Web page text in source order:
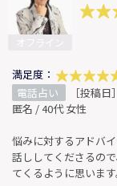
満足度：
電話占い
［投稿
匿名 / 40代 女性
悩みに対するアドバ
話ししてくださるの
てくるように思いま